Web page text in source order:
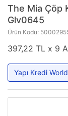
The Mia Çöp
Glv0645
Ürün Kodu:
397,22 TL x 9
Yapı Kredi